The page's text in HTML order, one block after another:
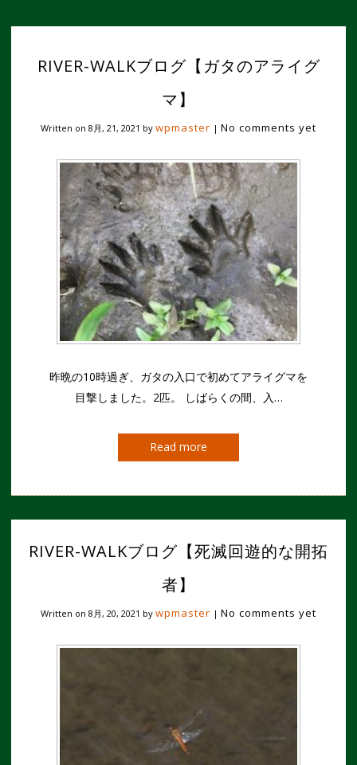
RIVER-WALKブログ【ガタのアライグ
マ】
Written on 8月, 21, 2021 by wpmaster | No comments yet
昨晩の10時過ぎ、ガタの入口で初めてアライグマを
目撃しました。2匹。 しばらくの間、入…
Read more
RIVER-WALKブログ【死滅回遊的な開拓
者】
Written on 8月, 20, 2021 by wpmaster | No comments yet